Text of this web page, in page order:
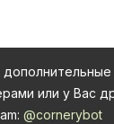
или у Вас
@cornerybot